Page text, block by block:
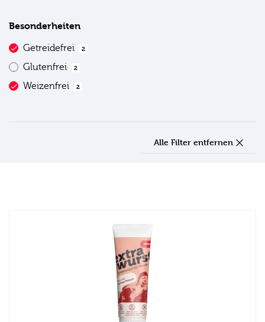
Besonderheiten
Getreidefrei 2
Glutenfrei 2
Weizenfrei 2
Alle Filter entfernen